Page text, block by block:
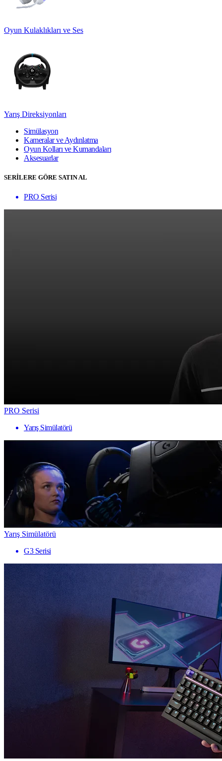
Oyun Kulaklıkları ve Ses
Yarış Direksiyonları
Simülasyon
Kameralar ve Aydınlatma
Oyun Kolları ve Kumandaları
Aksesuarlar
SERİLERE GÖRE SATIN AL
PRO Serisi
PRO Serisi
Yarış Simülatörü
Yarış Simülatörü
G3 Serisi